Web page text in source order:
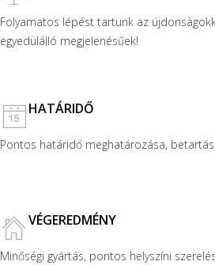
Folyamatos lépést tartunk az
egyedülálló megjelenésűek!
HATÁRIDŐ
Pontos határidő meghatározása,
VÉGEREDMÉNY
Minőségi gyártás, pontos helyszíni